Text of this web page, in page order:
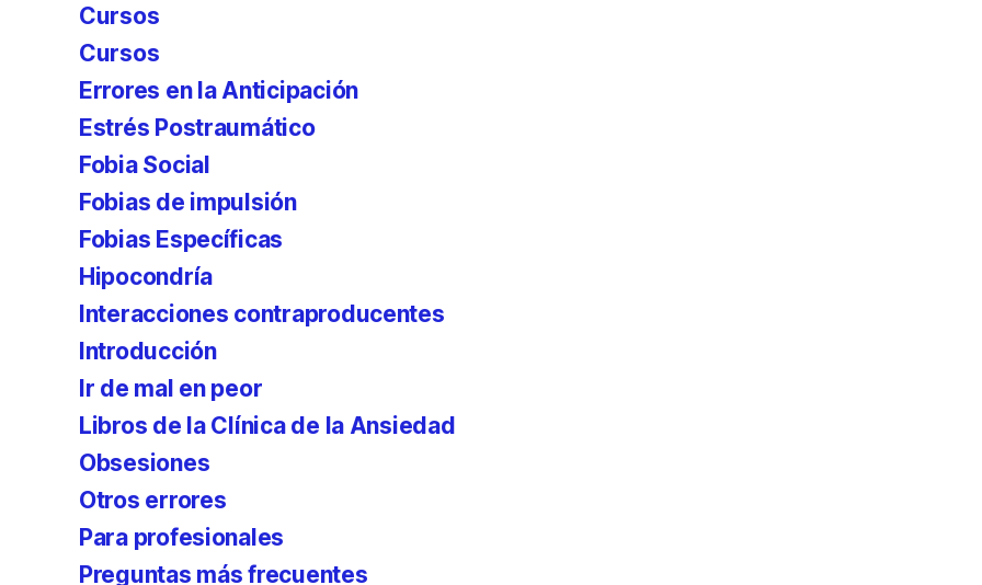
Cursos
Cursos
Errores en la Anticipación
Estrés Postraumático
Fobia Social
Fobias de impulsión
Fobias Específicas
Hipocondría
Interacciones contraproducentes
Introducción
Ir de mal en peor
Libros de la Clínica de la Ansiedad
Obsesiones
Otros errores
Para profesionales
Preguntas más frecuentes